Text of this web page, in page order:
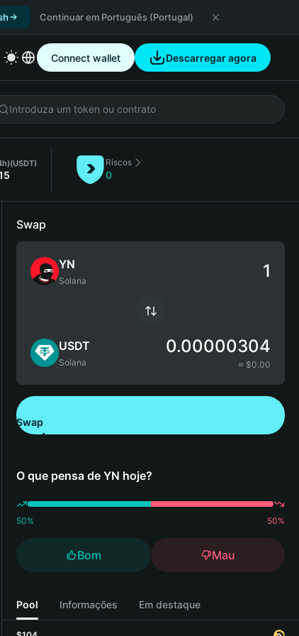
Continuar em Português (Portugal)
Connect wallet Descarregar agora
(USDT) Riscos
0
Swap
YN
Solana
USDT
Solana
0.00000304
≈ $0.00
Swap
O que pensa de YN hoje?
50% 50%
Bom Mau
Pool Informações Em destaque